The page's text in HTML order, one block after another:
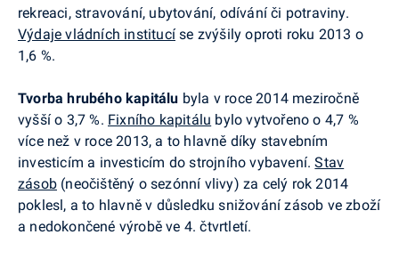
rekreaci, stravování, ubytování, odívání či potraviny.
Výdaje vládních institucíse zvýšily oproti roku 2013 o
1,6 %.
Tvorba hrubého kapitálu byla v roce 2014 meziročně
vyšší o 3,7 %. Fixního kapitálu bylo vytvořeno o 4,7 %
více než v roce 2013, a to hlavně díky stavebním
investicím a investicím do strojního vybavení.Stav
zásob (neočištěný o sezónní vlivy) za celý rok 2014
poklesl, a to hlavně v důsledku snižování zásob ve zboží
a nedokončené výrobě ve 4. čtvrtletí.